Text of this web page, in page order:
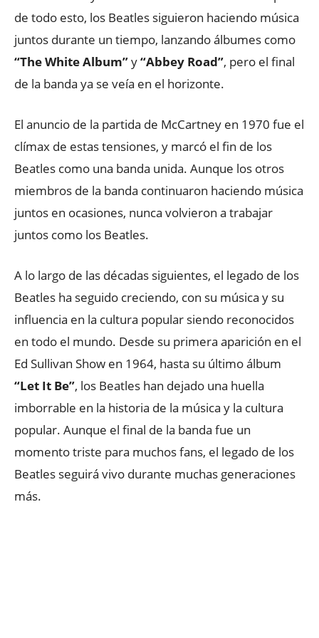
de todo esto, los Beatles siguieron haciendo música
juntos durante un tiempo, lanzando álbumes como
“The White Album”y“Abbey Road”, pero el final
de la banda ya se veía en el horizonte.
El anuncio de la partida de McCartney en 1970 fue el
clímax de estas tensiones, y marcó el fin de los
Beatles como una banda unida. Aunque los otros
miembros de la banda continuaron haciendo música
juntos en ocasiones, nunca volvieron a trabajar
juntos como los Beatles.
A lo largo de las décadas siguientes, el legado de los
Beatles ha seguido creciendo, con su música y su
influencia en la cultura popular siendo reconocidos
en todo el mundo. Desde su primera aparición en el
Ed Sullivan Show en 1964, hasta su último álbum
“Let It Be”, los Beatles han dejado una huella
imborrable en la historia de la música y la cultura
popular. Aunque el final de la banda fue un
momento triste para muchos fans, el legado de los
Beatles seguirá vivo durante muchas generaciones
más.